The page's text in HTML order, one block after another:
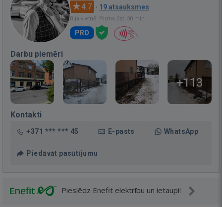
4.7 · 19 atsauksmes
Bija vietnē: Pirms 2st. 30 min.
PRO
Darbu piemēri
+113
Kontakti
+371 *** *** 45 E-pasts WhatsApp
Piedāvāt pasūtījumu
Pieslēdz Enefit elektrību un ietaupi!